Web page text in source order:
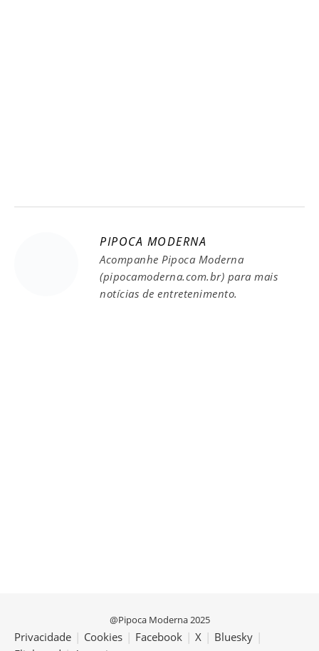
PIPOCA MODERNA
Acompanhe Pipoca Moderna
(pipocamoderna.com.br) para mais
notícias de entretenimento.
@Pipoca Moderna 2025
Privacidade | Cookies | Facebook | X | Bluesky |